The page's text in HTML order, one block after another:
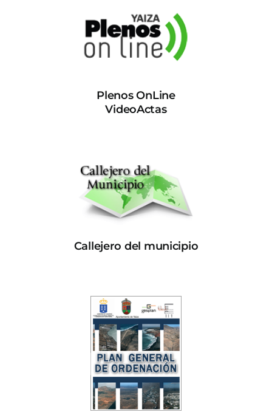
Plenos OnLine
VideoActas
Callejero del municipio